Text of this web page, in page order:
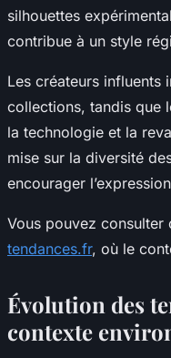
silhouettes
contribue à un style
Les créateurs influents
collections, tandis que
la technologie et la
mise sur la diversité
encourager
Vous pouvez consulter
tendances.fr, où le
Évolution des
contexte